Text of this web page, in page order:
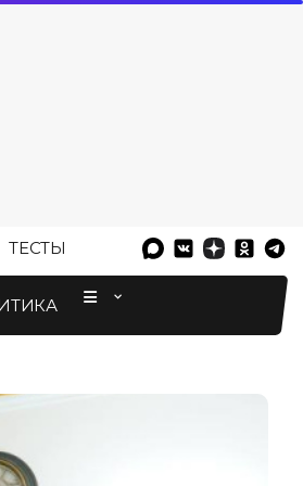
ТЕСТЫ